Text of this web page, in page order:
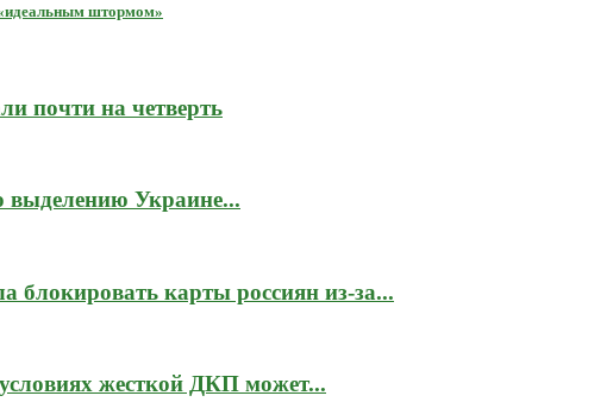
штормом»
почти на четверть
Украине...
блокировать карты россиян из-за...
жесткой ДКП может...